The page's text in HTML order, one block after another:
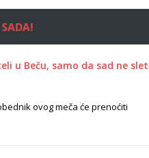
u Beču, samo da sad ne
ovog meča će prenoćiti